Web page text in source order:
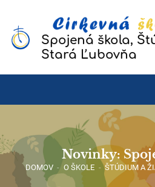
Spojená škola,
Stará Ľubovňa
Novinky:
DOMOV - O ŠKOLE - ŠTÚDIUM A